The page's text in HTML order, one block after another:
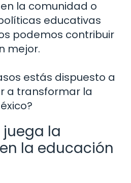
la comunidad o
educativas
podemos contribuir
mejor.
estás dispuesto a
a transformar la
juega la
la educación